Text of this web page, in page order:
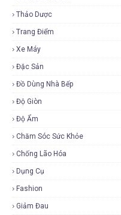
Thảo Dược
Trang Điểm
Xe Máy
Đặc Sản
Đồ Dùng Nhà Bếp
Độ Giòn
Độ Ẩm
Chăm Sóc Sức Khỏe
Chống Lão Hóa
Dụng Cụ
Fashion
Giảm Đau